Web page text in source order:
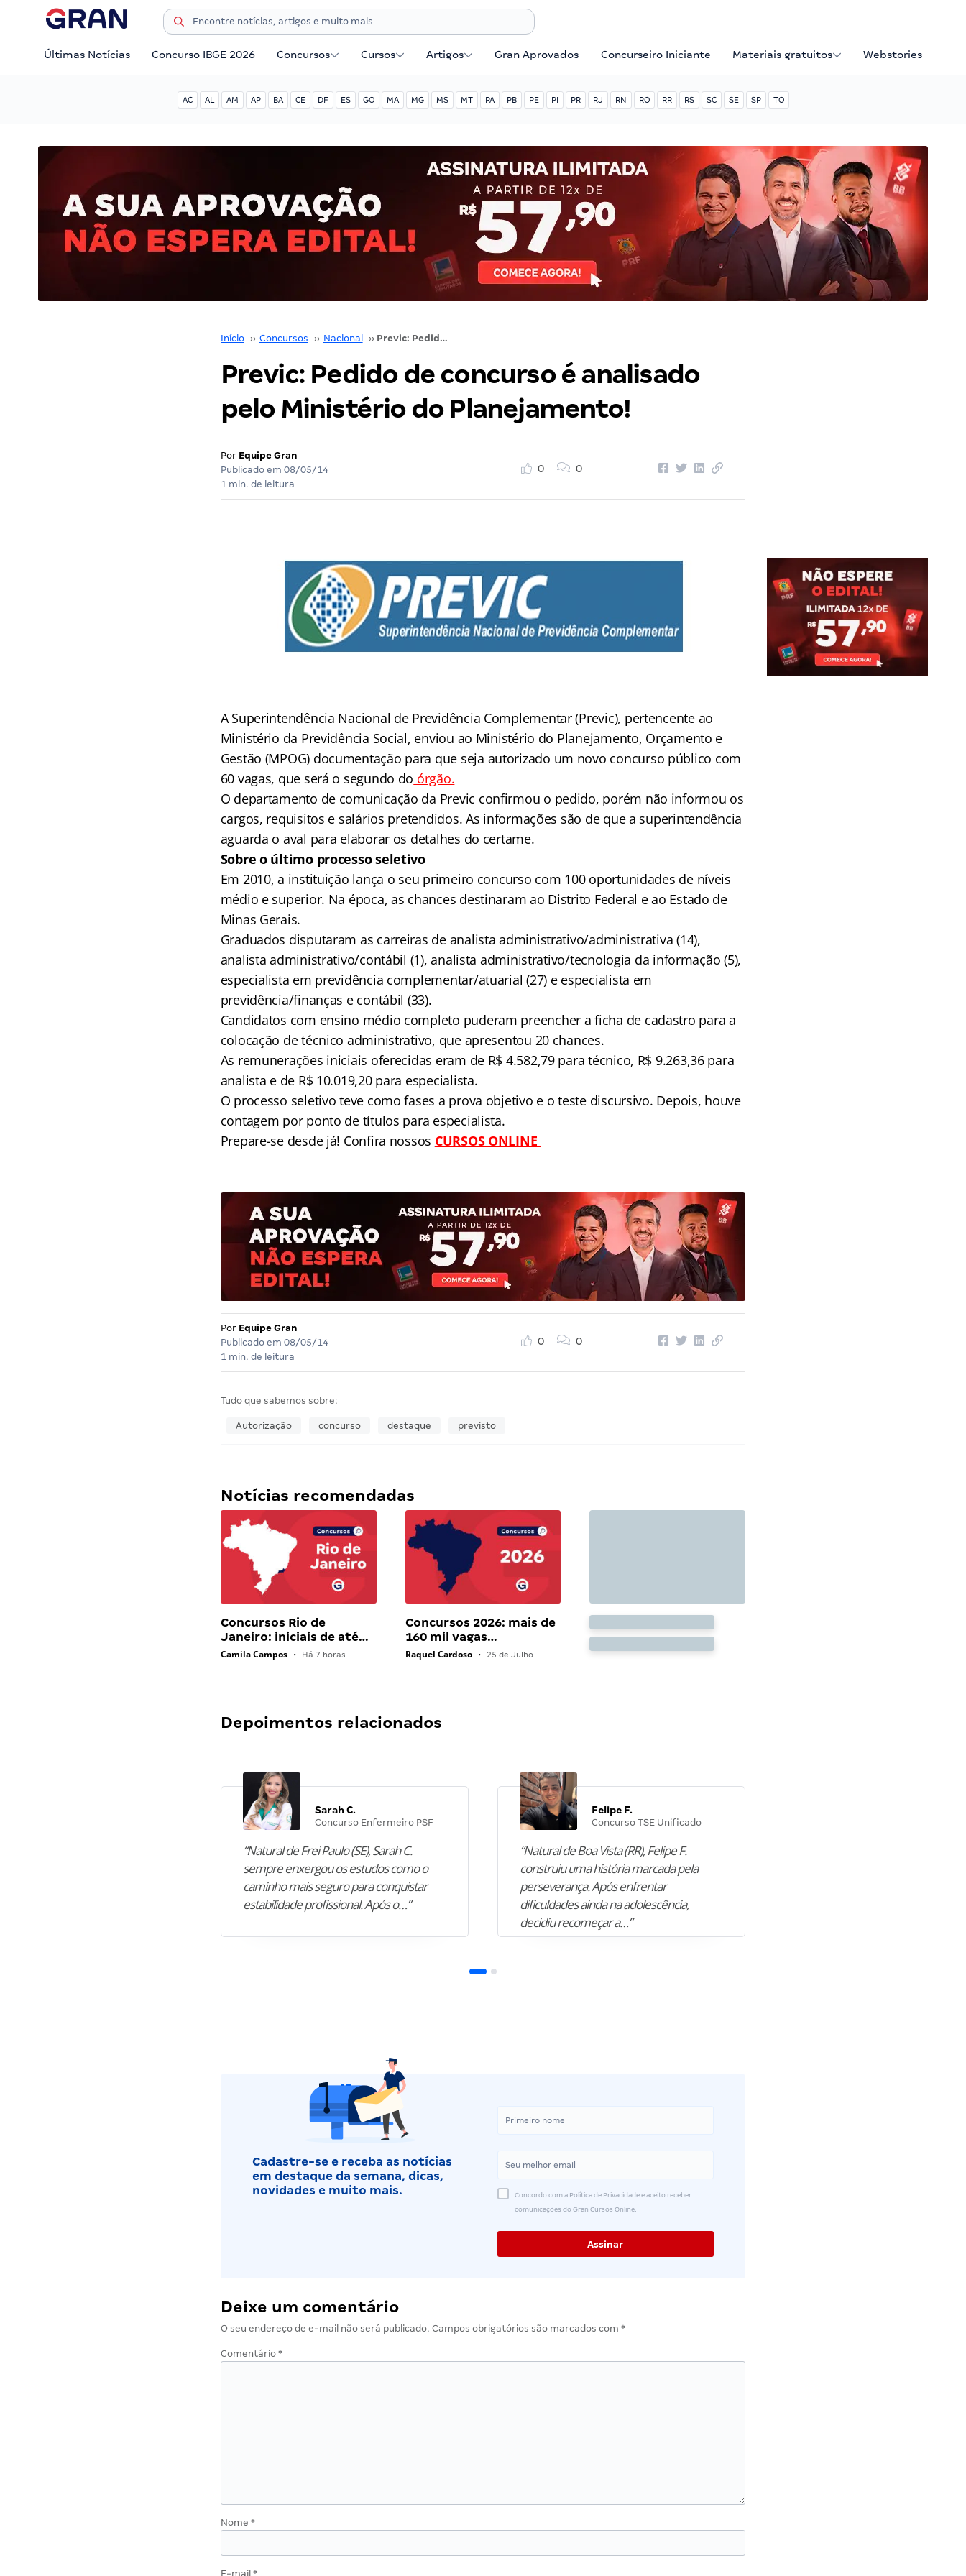
Últimas Notícias Concurso IBGE 2026 Concursos Cursos Artigos Gran Aprovados Concurseiro Iniciante Materiais gratuitos Webstories
AC AL AM AP BA CE DF ES GO MA MG MS MT PA PB PE PI PR RJ RN RO RR RS SC SE SP TO
Início ›› Concursos ›› Nacional ›› Previc: Pedido de concurso é analisado pelo Ministério do Planejamento!
Previc: Pedido de concurso é analisado
pelo Ministério do Planejamento!
Por Equipe Gran
Publicado em 08/05/14
1 min. de leitura
0 0
A Superintendência Nacional de Previdência Complementar (Previc), pertencente ao
Ministério da Previdência Social, enviou ao Ministério do Planejamento, Orçamento e
Gestão (MPOG) documentação para que seja autorizado um novo concurso público com
60 vagas, que será o segundo do órgão.
O departamento de comunicação da Previc confirmou o pedido, porém não informou os
cargos, requisitos e salários pretendidos. As informações são de que a superintendência
aguarda o aval para elaborar os detalhes do certame.
Sobre o último processo seletivo
Em 2010, a instituição lança o seu primeiro concurso com 100 oportunidades de níveis
médio e superior. Na época, as chances destinaram ao Distrito Federal e ao Estado de
Minas Gerais.
Graduados disputaram as carreiras de analista administrativo/administrativa (14),
analista administrativo/contábil (1), analista administrativo/tecnologia da informação (5),
especialista em previdência complementar/atuarial (27) e especialista em
previdência/finanças e contábil (33).
Candidatos com ensino médio completo puderam preencher a ficha de cadastro para a
colocação de técnico administrativo, que apresentou 20 chances.
As remunerações iniciais oferecidas eram de R$ 4.582,79 para técnico, R$ 9.263,36 para
analista e de R$ 10.019,20 para especialista.
O processo seletivo teve como fases a prova objetivo e o teste discursivo. Depois, houve
contagem por ponto de títulos para especialista.
Prepare-se desde já! Confira nossos CURSOS ONLINE
Por Equipe Gran
Publicado em 08/05/14
1 min. de leitura
0 0
Tudo que sabemos sobre:
Autorização concurso destaque previsto
Notícias recomendadas
Concursos Rio de
Janeiro: iniciais de até…
Camila Campos • Há 7 horas
Concursos 2026: mais de
160 mil vagas…
Raquel Cardoso • 25 de Julho
Depoimentos relacionados
Sarah C.
Concurso Enfermeiro PSF
“Natural de Frei Paulo (SE), Sarah C.
sempre enxergou os estudos como o
caminho mais seguro para conquistar
estabilidade profissional. Após o…”
Felipe F.
Concurso TSE Unificado
“Natural de Boa Vista (RR), Felipe F.
construiu uma história marcada pela
perseverança. Após enfrentar
dificuldades ainda na adolescência,
decidiu recomeçar a…”
Cadastre-se e receba as notícias
em destaque da semana, dicas,
novidades e muito mais.
Concordo com a Política de Privacidade e aceito receber
comunicações do Gran Cursos Online.
Deixe um comentário
O seu endereço de e-mail não será publicado. Campos obrigatórios são marcados com *
Comentário *
Nome *
E-mail *